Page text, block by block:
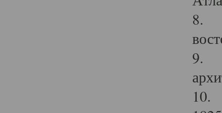
8.
9.
10.